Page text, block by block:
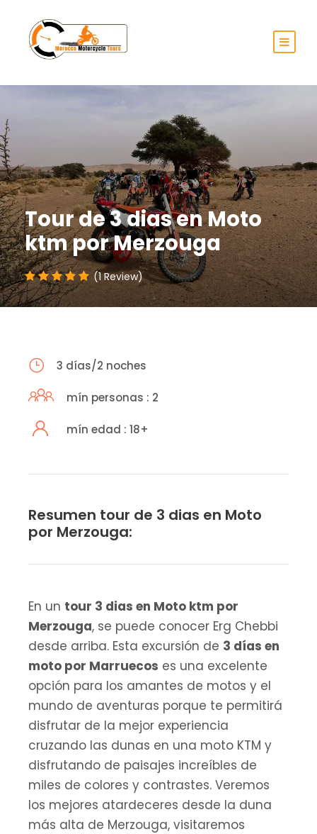
Tour de 3 dias en Moto
ktm por Merzouga
(1 Review)
3 días/2 noches
mín personas : 2
mín edad : 18+
Resumen tour de 3 dias en Moto
por Merzouga:
En un tour 3 dias en Moto ktm por
Merzouga, se puede conocer Erg Chebbi
desde arriba. Esta excursión de 3 días en
moto por Marruecos es una excelente
opción para los amantes de motos y el
mundo de aventuras porque te permitirá
disfrutar de la mejor experiencia
cruzando las dunas en una moto KTM y
disfrutando de paisajes increíbles de
miles de colores y contrastes. Veremos
los mejores atardeceres desde la duna
más alta de Merzouga, visitaremos